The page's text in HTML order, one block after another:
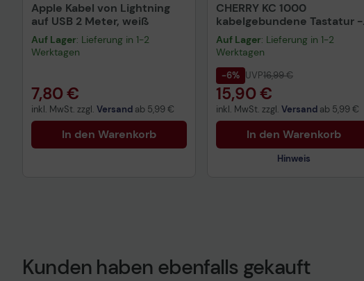
Apple Kabel von Lightning
auf USB 2 Meter, weiß
Auf Lager: Lieferung in 1-2
Werktagen
7,80 €
inkl. MwSt. zzgl. Versand ab 5,99 €
In den Warenkorb
CHERRY KC 1000
kabelgebundene Tastatur -
QWERTZ DE - schwarz
Auf Lager: Lieferung in 1-2
Werktagen
-6% UVP16,99 €
15,90 €
inkl. MwSt. zzgl. Versand ab 5,99 €
In den Warenkorb
Hinweis
Technisches Produktdatenblatt
Kunden haben ebenfalls gekauft